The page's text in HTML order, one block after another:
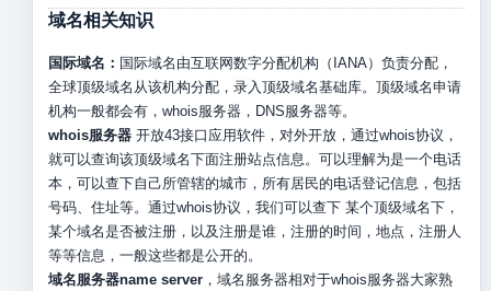
域名相关知识
国际域名： 国际域名由互联网数字分配机构（IANA）负责分配，
全球顶级域名从该机构分配，录入顶级域名基础库。顶级域名申请
机构一般都会有，whois服务器，DNS服务器等。
whois服务器开放43接口应用软件，对外开放，通过whois协议，
就可以查询该顶级域名下面注册站点信息。可以理解为是一个电话
本，可以查下自己所管辖的城市，所有居民的电话登记信息，包括
号码、住址等。通过whois协议，我们可以查下 某个顶级域名下，
某个域名是否被注册，以及注册是谁，注册的时间，地点，注册人
等等信息，一般这些都是公开的。
域名服务器name server，域名服务器相对于whois服务器大家熟